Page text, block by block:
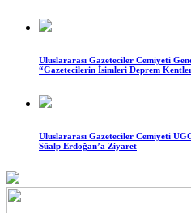
Uluslararası Gazeteciler Cemiyeti
“Gazetecilerin İsimleri Deprem
Uluslararası Gazeteciler Cemiyeti
Süalp Erdoğan’a Ziyaret